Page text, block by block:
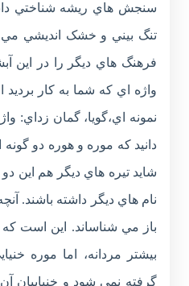
سنجش هاي ريشه شناختي
تنگ بيني و خشک انديشي مي
فرهنگ هاي ديگر را در اين
واژه اي که شما به کار برديد
نمونه اي،گويا، گمان زداي:
دانيد که موره و هوره دو
شايد تيره هاي ديگر هم اين دو
نام هاي ديگر داشته باشند.
باز مي شناساند. اين است که
بيشتر مردانه، اما موره
گرفته نمي شود و خنياييان